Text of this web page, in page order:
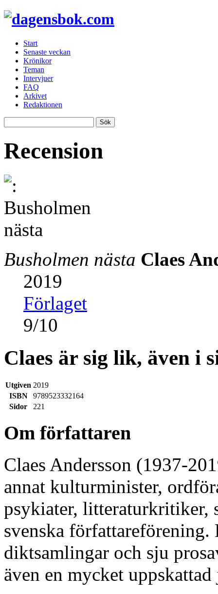
Start
Senaste veckan
Krönikor
Teman
Intervjuer
FAQ
Arkivet
Redaktionen
Recension
Busholmen nästa Claes
2019
Förlaget
9/10
Claes är sig lik, även i
Utgiven 2019
ISBN
9789523332164
Sidor
221
Om författaren
Claes Andersson (1937-
annat kulturminister,
psykiater, litteraturkritiker,
svenska författareförening.
diktsamlingar och sju
även en mycket